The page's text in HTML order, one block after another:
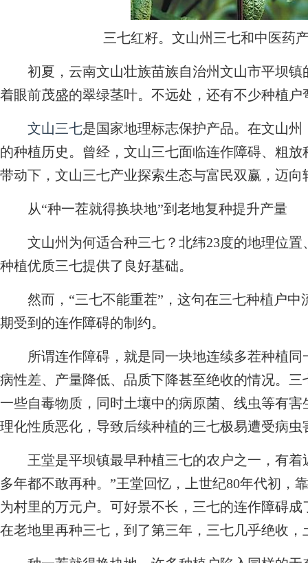
三七红籽。文山州三七和中医药
初夏，云南文山壮族苗族自治州文山市平坝镇
着眼前茂盛的翠绿茎叶。不远处，还有不少种植
文山三七是国家地理标志保护产品。在文山
的种植历史。曾经，文山三七面临连作障碍、粗
带动下，文山三七产业探索生态与富民双赢，迈向
从“种一茬就得换块地”到老地复种提升产量
文山州为何适合种三七？北纬23度的地理位置
种植优质三七提供了良好基础。
然而，“三七不能重茬”，这句在三七种植户中
期受到的连作障碍的制约。
所谓连作障碍，就是同一块地连续多茬种植同
病性差、产量降低、品质下降甚至绝收的情况。
一些自毒物质，同时土壤中的病原菌、线虫等有
理化性质恶化，导致后续种植的三七极易遭受病
王堂是平坝镇最早种植三七的农户之一，有着
多年都不敢再种。”王堂回忆，上世纪80年代初，
为村里的万元户。可好景不长，三七的连作障碍
在老地里再种三七，到了第三年，三七几乎绝收